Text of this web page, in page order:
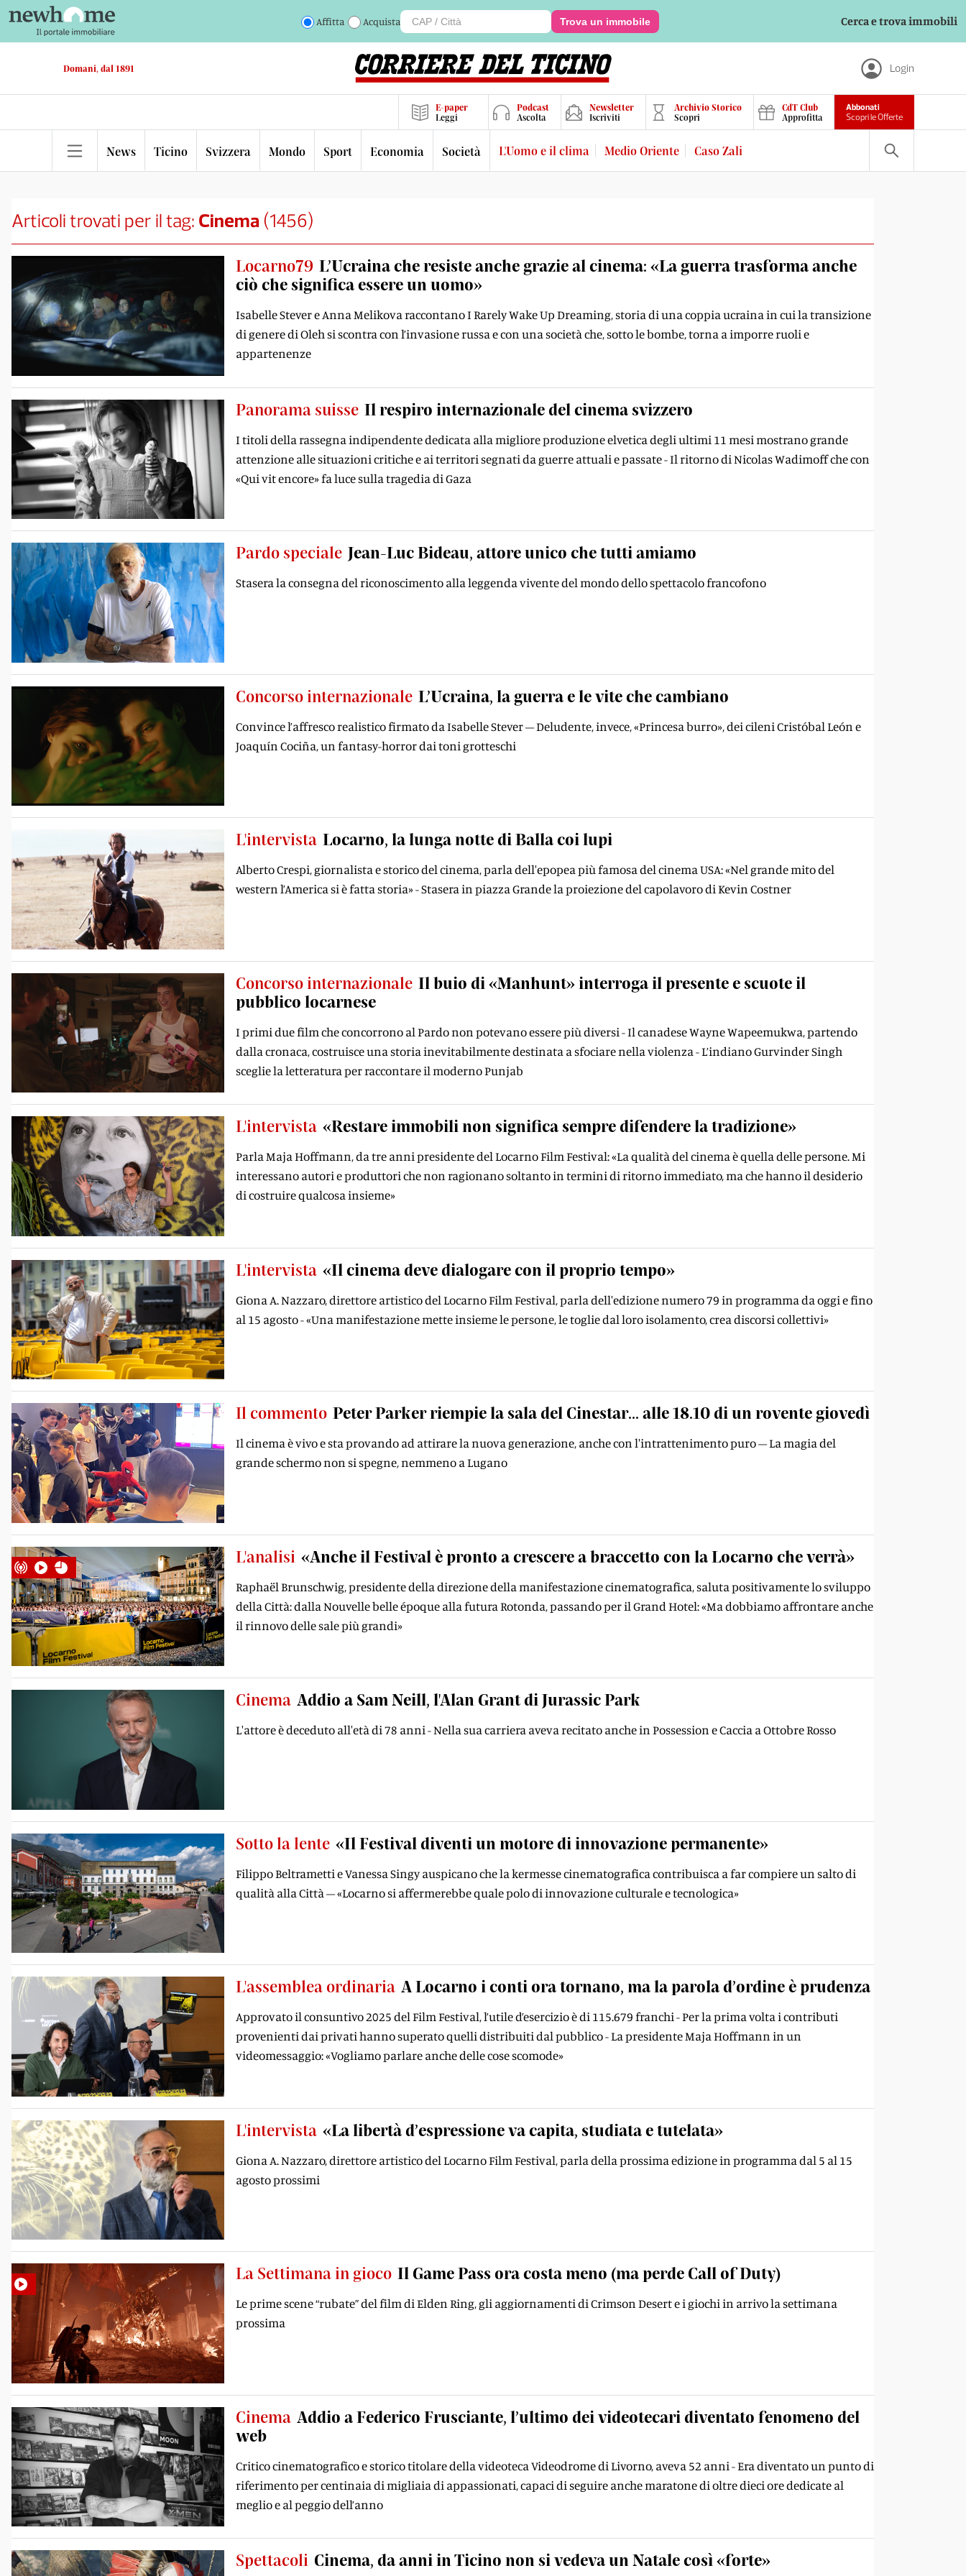
Affitta Acquista Trova un immobile Cerca e trova immobili
Domani, dal 1891 Login
E-paper
Leggi
Podcast
Ascolta
Newsletter
Iscriviti
Archivio Storico
Scopri
CdT Club
Approfitta
Abbonati
Scopri le Offerte
News Ticino Svizzera Mondo Sport Economia Società L'Uomo e il clima Medio Oriente Caso Zali
Articoli trovati per il tag: Cinema (1456)
Locarno79 L’Ucraina che resiste anche grazie al cinema: «La guerra trasforma anche
ciò che significa essere un uomo»
Isabelle Stever e Anna Melikova raccontano I Rarely Wake Up Dreaming, storia di una coppia ucraina in cui la transizione
di genere di Oleh si scontra con l’invasione russa e con una società che, sotto le bombe, torna a imporre ruoli e
appartenenze
Panorama suisse Il respiro internazionale del cinema svizzero
I titoli della rassegna indipendente dedicata alla migliore produzione elvetica degli ultimi 11 mesi mostrano grande
attenzione alle situazioni critiche e ai territori segnati da guerre attuali e passate - Il ritorno di Nicolas Wadimoff che con
«Qui vit encore» fa luce sulla tragedia di Gaza
Pardo speciale Jean-Luc Bideau, attore unico che tutti amiamo
Stasera la consegna del riconoscimento alla leggenda vivente del mondo dello spettacolo francofono
Concorso internazionale L’Ucraina, la guerra e le vite che cambiano
Convince l’affresco realistico firmato da Isabelle Stever – Deludente, invece, «Princesa burro», dei cileni Cristóbal León e
Joaquín Cociña, un fantasy-horror dai toni grotteschi
L'intervista Locarno, la lunga notte di Balla coi lupi
Alberto Crespi, giornalista e storico del cinema, parla dell'epopea più famosa del cinema USA: «Nel grande mito del
western l’America si è fatta storia» - Stasera in piazza Grande la proiezione del capolavoro di Kevin Costner
Concorso internazionale Il buio di «Manhunt» interroga il presente e scuote il
pubblico locarnese
I primi due film che concorrono al Pardo non potevano essere più diversi - Il canadese Wayne Wapeemukwa, partendo
dalla cronaca, costruisce una storia inevitabilmente destinata a sfociare nella violenza - L’indiano Gurvinder Singh
sceglie la letteratura per raccontare il moderno Punjab
L'intervista «Restare immobili non significa sempre difendere la tradizione»
Parla Maja Hoffmann, da tre anni presidente del Locarno Film Festival: «La qualità del cinema è quella delle persone. Mi
interessano autori e produttori che non ragionano soltanto in termini di ritorno immediato, ma che hanno il desiderio
di costruire qualcosa insieme»
L'intervista «Il cinema deve dialogare con il proprio tempo»
Giona A. Nazzaro, direttore artistico del Locarno Film Festival, parla dell'edizione numero 79 in programma da oggi e fino
al 15 agosto - «Una manifestazione mette insieme le persone, le toglie dal loro isolamento, crea discorsi collettivi»
Il commento Peter Parker riempie la sala del Cinestar... alle 18.10 di un rovente giovedì
Il cinema è vivo e sta provando ad attirare la nuova generazione, anche con l'intrattenimento puro – La magia del
grande schermo non si spegne, nemmeno a Lugano
L'analisi «Anche il Festival è pronto a crescere a braccetto con la Locarno che verrà»
Raphaël Brunschwig, presidente della direzione della manifestazione cinematografica, saluta positivamente lo sviluppo
della Città: dalla Nouvelle belle époque alla futura Rotonda, passando per il Grand Hotel: «Ma dobbiamo affrontare anche
il rinnovo delle sale più grandi»
Cinema Addio a Sam Neill, l'Alan Grant di Jurassic Park
L'attore è deceduto all'età di 78 anni - Nella sua carriera aveva recitato anche in Possession e Caccia a Ottobre Rosso
Sotto la lente «Il Festival diventi un motore di innovazione permanente»
Filippo Beltrametti e Vanessa Singy auspicano che la kermesse cinematografica contribuisca a far compiere un salto di
qualità alla Città – «Locarno si affermerebbe quale polo di innovazione culturale e tecnologica»
L'assemblea ordinaria A Locarno i conti ora tornano, ma la parola d’ordine è prudenza
Approvato il consuntivo 2025 del Film Festival, l’utile d’esercizio è di 115.679 franchi - Per la prima volta i contributi
provenienti dai privati hanno superato quelli distribuiti dal pubblico - La presidente Maja Hoffmann in un
videomessaggio: «Vogliamo parlare anche delle cose scomode»
L'intervista «La libertà d’espressione va capita, studiata e tutelata»
Giona A. Nazzaro, direttore artistico del Locarno Film Festival, parla della prossima edizione in programma dal 5 al 15
agosto prossimi
La Settimana in gioco Il Game Pass ora costa meno (ma perde Call of Duty)
Le prime scene “rubate” del film di Elden Ring, gli aggiornamenti di Crimson Desert e i giochi in arrivo la settimana
prossima
Cinema Addio a Federico Frusciante, l’ultimo dei videotecari diventato fenomeno del
web
Critico cinematografico e storico titolare della videoteca Videodrome di Livorno, aveva 52 anni - Era diventato un punto di
riferimento per centinaia di migliaia di appassionati, capaci di seguire anche maratone di oltre dieci ore dedicate al
meglio e al peggio dell’anno
Spettacoli Cinema, da anni in Ticino non si vedeva un Natale così «forte»